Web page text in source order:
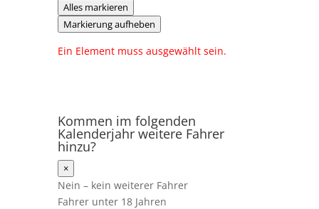
Alles markieren
Markierung aufheben
Ein Element muss ausgewählt sein.
Kommen im folgenden
Kalenderjahr weitere Fahrer
hinzu?
×
Nein – kein weiterer Fahrer
Fahrer unter 18 Jahren